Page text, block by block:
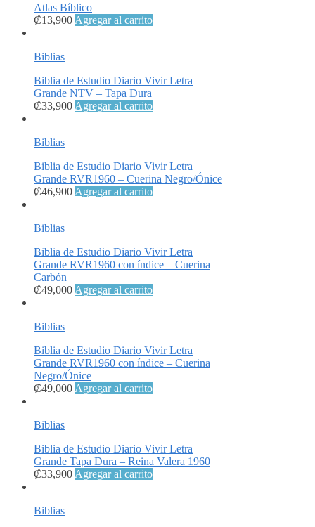
Atlas Bíblico
₡13,900 Agregar al carrito
Biblias
Biblia de Estudio Diario Vivir Letra
Grande NTV – Tapa Dura
₡33,900 Agregar al carrito
Biblias
Biblia de Estudio Diario Vivir Letra
Grande RVR1960 – Cuerina Negro/Ónice
₡46,900 Agregar al carrito
Biblias
Biblia de Estudio Diario Vivir Letra
Grande RVR1960 con índice – Cuerina
Carbón
₡49,000 Agregar al carrito
Biblias
Biblia de Estudio Diario Vivir Letra
Grande RVR1960 con índice – Cuerina
Negro/Ónice
₡49,000 Agregar al carrito
Biblias
Biblia de Estudio Diario Vivir Letra
Grande Tapa Dura – Reina Valera 1960
₡33,900 Agregar al carrito
Biblias